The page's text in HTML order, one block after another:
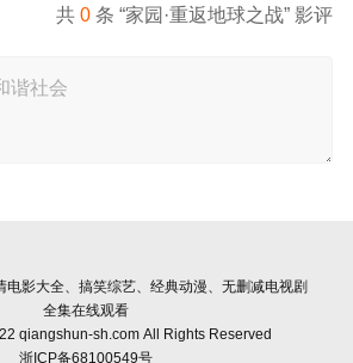
共0 条 “家园·重返地球之战” 影评
电影大全、搞笑综艺、经典动漫、无删减电视剧
全集在线观看
qiangshun-sh.com All Rights Reserved
浙ICP备68100549号